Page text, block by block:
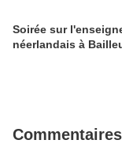
Soirée sur
néerlandais à
Commentaires